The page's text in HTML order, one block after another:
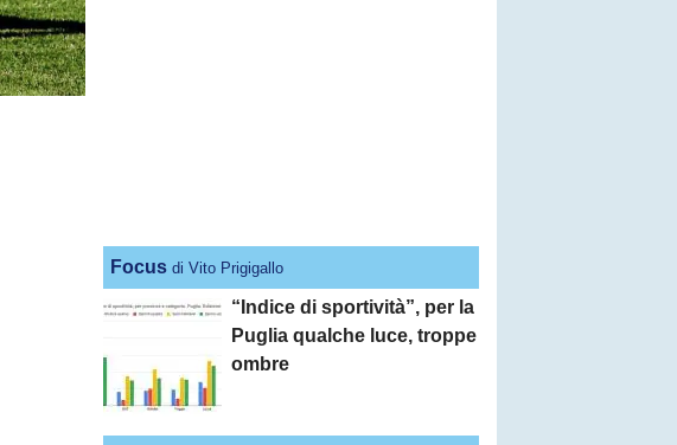
Focus di Vito Prigigallo
“Indice di sportività”, per la
Puglia qualche luce, troppe
ombre